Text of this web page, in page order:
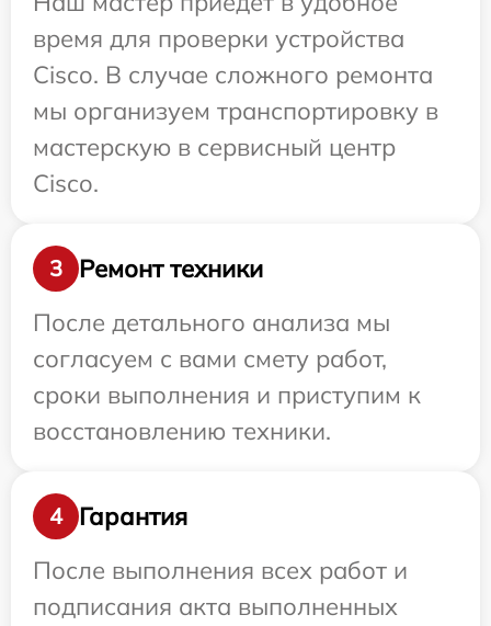
время для проверки устройства
Cisco. В случае сложного ремонта
мы организуем транспортировку в
мастерскую в сервисный центр
Cisco.
3
Ремонт техники
После детального анализа мы
согласуем с вами смету работ,
сроки выполнения и приступим к
восстановлению техники.
4
Гарантия
После выполнения всех работ и
подписания акта выполненных